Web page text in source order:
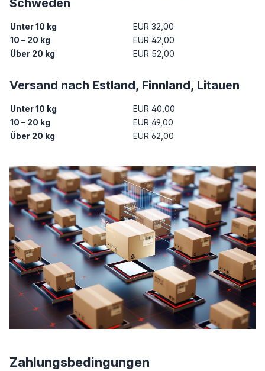
Schweden
Unter 10 kg
EUR 32,00
10 – 20 kg
EUR 42,00
Über 20 kg
EUR 52,00
Versand nach Estland, Finnland, Litauen
Unter 10 kg
EUR 40,00
10 – 20 kg
EUR 49,00
Über 20 kg
EUR 62,00
Zahlungsbedingungen